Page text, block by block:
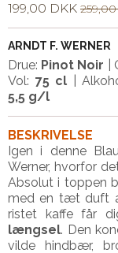
199,00 DKK
ARNDT F. WERNER
Drue: Pinot Noir |
Vol: 75 cl |
5,5 g/l
BESKRIVELSE
Igen i denne
Werner, hvorfor
Absolut i toppen
med en tæt duft
ristet kaffe får
længsel. Den
vilde hindbær,